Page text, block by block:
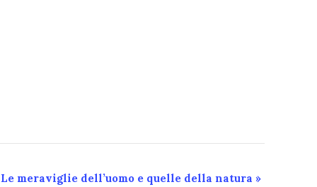
Le meraviglie dell’uomo e quelle della natura »